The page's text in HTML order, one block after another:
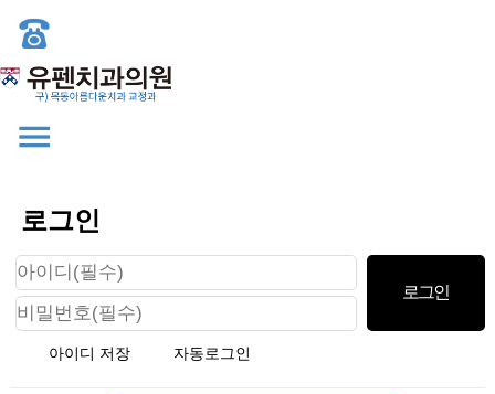
로그인
아이디 저장 자동로그인